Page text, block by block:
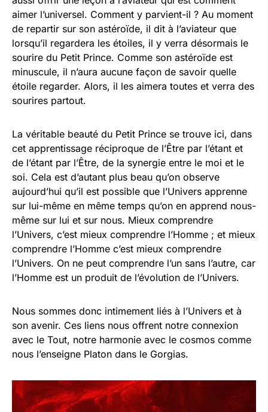
aimer l’universel. Comment y parvient-il ? Au moment
de repartir sur son astéroïde, il dit à l’aviateur que
lorsqu’il regardera les étoiles, il y verra désormais le
sourire du Petit Prince. Comme son astéroïde est
minuscule, il n’aura aucune façon de savoir quelle
étoile regarder. Alors, il les aimera toutes et verra des
sourires partout.
La véritable beauté du Petit Prince se trouve ici, dans
cet apprentissage réciproque de l’Être par l’étant et
de l’étant par l’Être, de la synergie entre le moi et le
soi. Cela est d’autant plus beau qu’on observe
aujourd’hui qu’il est possible que l’Univers apprenne
sur lui-même en même temps qu’on en apprend nous-
même sur lui et sur nous. Mieux comprendre
l’Univers, c’est mieux comprendre l’Homme ; et mieux
comprendre l’Homme c’est mieux comprendre
l’Univers. On ne peut comprendre l’un sans l’autre, car
l’Homme est un produit de l’évolution de l’Univers.
Nous sommes donc intimement liés à l’Univers et à
son avenir. Ces liens nous offrent notre connexion
avec le Tout, notre harmonie avec le cosmos comme
nous l’enseigne Platon dans le Gorgias.